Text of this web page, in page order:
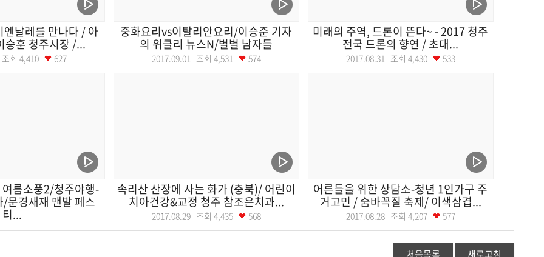
날레를 만나다 / 아
승훈 청주시장 /...
회 4,410 627
중화요리vs이탈리안요리/이승준 기자
의 위클리 뉴스N/별별 남자들
2017.09.01 조회 4,531 574
미래의 주역, 드론이 뜬다~ - 2017 청주
전국 드론의 향연 / 초대...
2017.08.31 조회 4,430 533
름소풍2/청주야행-
문경새재 맨발 페스
티...
회4,092 584
속리산 산장에 사는 화가 (충북)/ 어린이
치아건강&교정 청주 참조은치과...
2017.08.29 조회 4,435 568
어른들을 위한 상담소-청년 1인가구 주
거고민 / 숨바꼭질 축제/ 이색삼겹...
2017.08.28 조회 4,207 577
처음목록 새로고침